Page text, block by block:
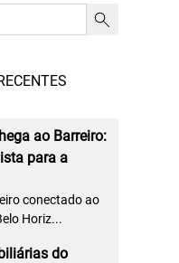
ao Barreiro:
para a
conectado ao
Horiz...
do